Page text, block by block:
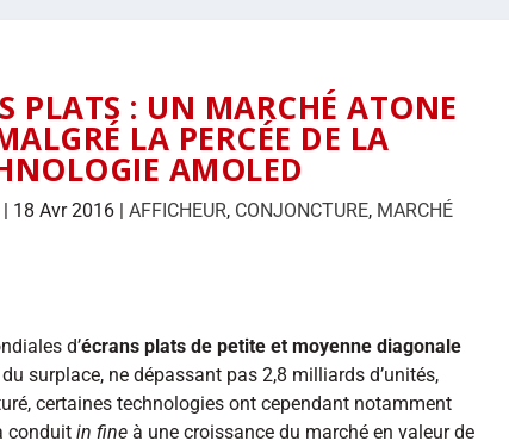
PLATS : UN MARCHÉ ATONE
LA PERCÉE DE LA
AMOLED
18 Avr 2016| AFFICHEUR, CONJONCTURE, MARCHÉ
d’écrans plats de petite et moyenne diagonale
surplace, ne dépassant pas 2,8 milliards d’unités,
certaines technologies ont cependant notamment
conduit in fine à une croissance du marché en valeur de